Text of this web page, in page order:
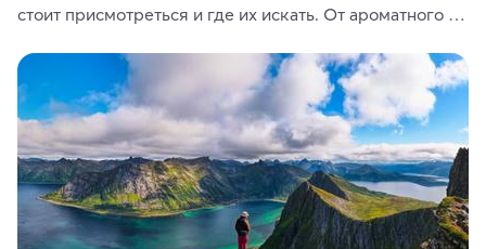
стоит присмотреться и где их искать. От ароматного
керамики и изделий из кожи на турецких рынках и в
аутентичных лавках — в подарок близким или себе на
память о путешествии.